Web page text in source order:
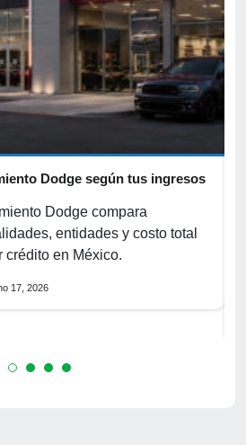
Dodge según tus ingresos
Dodge compara
entidades y costo total
crédito en México.
17, 2026